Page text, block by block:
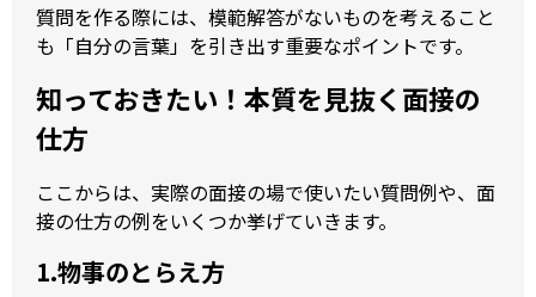
質問を作る際には、模範解答がないものを考えること
も「自分の言葉」を引き出す重要なポイントです。
知っておきたい！本質を見抜く面接の
仕方
ここからは、実際の面接の場で使いたい質問例や、面
接の仕方の例をいくつか挙げていきます。
1.物事のとらえ方